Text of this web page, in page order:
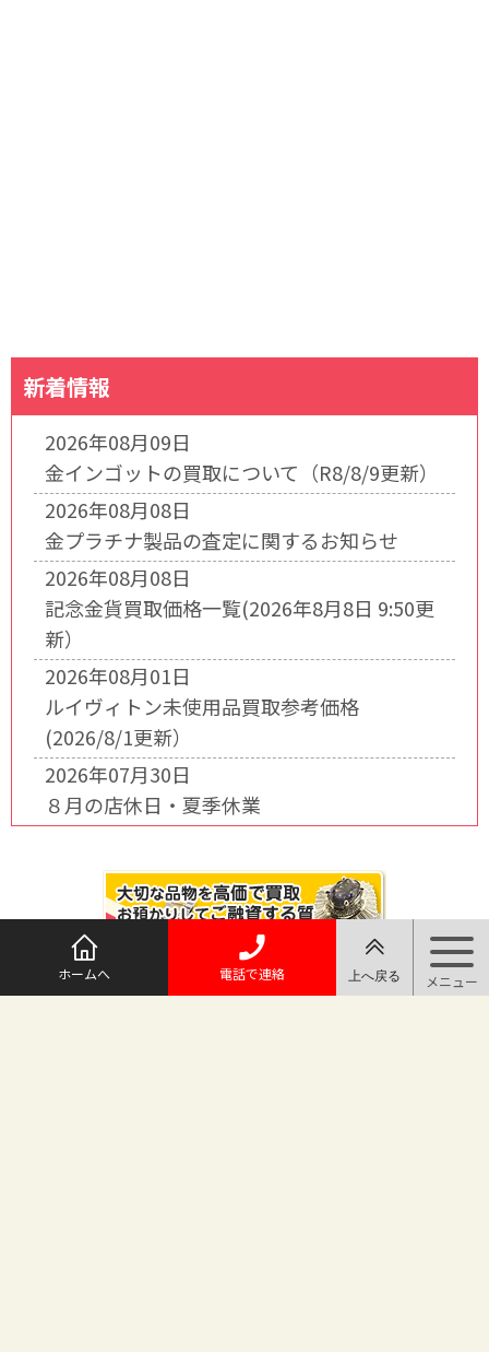
新着情報
2026年08月09日
金インゴットの買取について（R8/8/9更新）
2026年08月08日
金プラチナ製品の査定に関するお知らせ
2026年08月08日
記念金貨買取価格一覧(2026年8月8日 9:50更
新）
2026年08月01日
ルイヴィトン未使用品買取参考価格
(2026/8/1更新）
2026年07月30日
８月の店休日・夏季休業
ホームへ 電話で連絡